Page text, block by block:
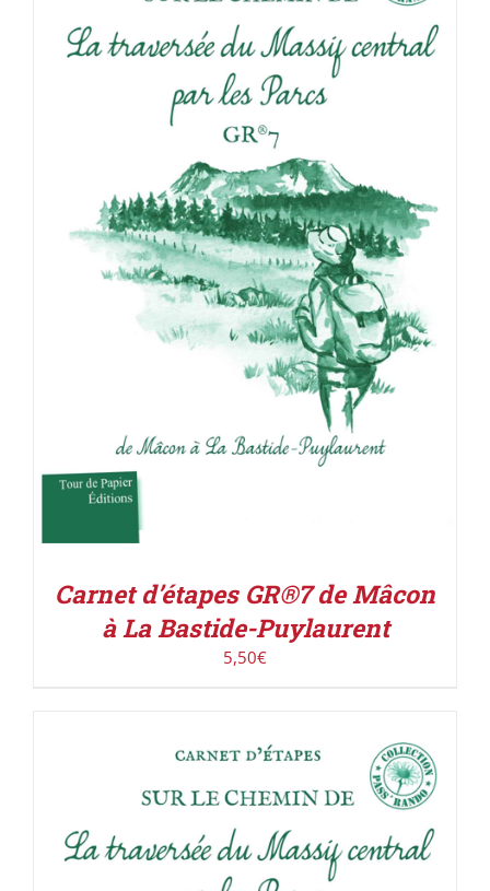
ACHETER LE PRODUIT / DÉTAILS
Carnet d’étapes GR®7 de Mâcon
à La Bastide-Puylaurent
5,50€